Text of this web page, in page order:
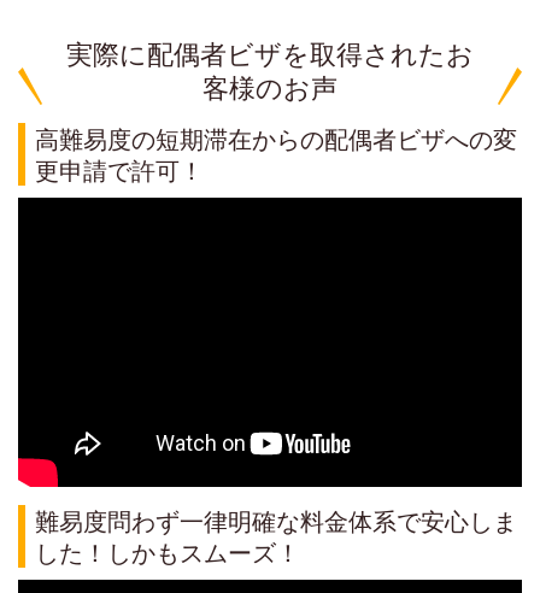
実際に配偶者ビザを取得されたお
客様のお声
高難易度の短期滞在からの配偶者ビザへの変
更申請で許可！
難易度問わず一律明確な料金体系で安心しま
した！しかもスムーズ！